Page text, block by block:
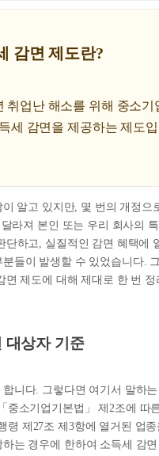
감면 제도란?
취업난 해소를 위해 중소기
세 감면을 제공하는 제도
알고 있지만, 몇 번의 개정으
라져 본인 또는 우리 회사의 특
단하고, 실질적인 감면 혜택에
들이 발생할 수 있었습니다.
면 제도에 대해 제대로 한 번 정
대상자 기준
합니다. 그렇다면 여기서 말하는
중소기업기본법」 제2조에 따
령 제27조 제3항에 열거된 업종
는 경우에 한하여 소득세 감면